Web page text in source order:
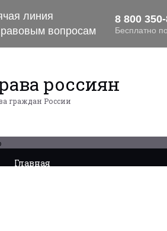
россиян
граждан России
Главная